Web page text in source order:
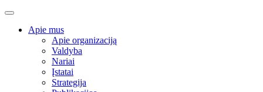
Apie mus
Apie organizaciją
Valdyba
Nariai
Įstatai
Strategija